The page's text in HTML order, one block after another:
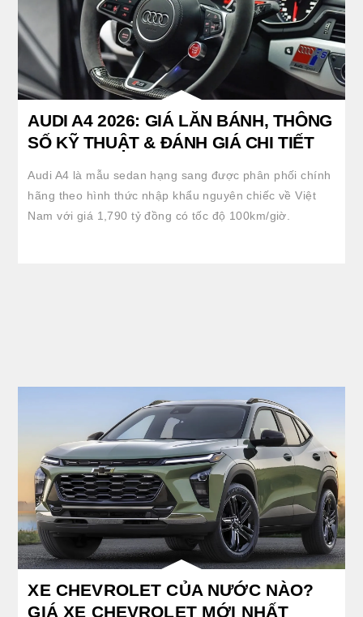
AUDI A4 2026: GIÁ LĂN BÁNH, THÔNG
SỐ KỸ THUẬT & ĐÁNH GIÁ CHI TIẾT
Audi A4 là mẫu sedan hạng sang được phân phối chính
hãng theo hình thức nhập khẩu nguyên chiếc về Việt
Nam với giá 1,790 tỷ đồng có tốc độ 100km/giờ.
XE CHEVROLET CỦA NƯỚC NÀO?
GIÁ XE CHEVROLET MỚI NHẤT